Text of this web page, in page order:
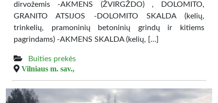
dirvožemis -AKMENS (ŽVIRGŽDO) , DOLOMITO,
GRANITO ATSIJOS -DOLOMITO SKALDA (kelių,
trinkelių, pramoninių betoninių grindų ir kitiems
pagrindams) -AKMENS SKALDA (kelių, […]
Buities prekės
Vilniaus m. sav.,